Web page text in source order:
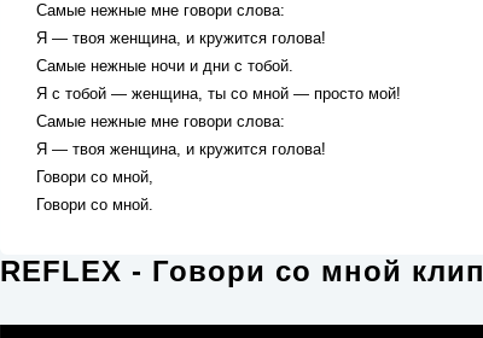
Самые нежные мне говори слова:
Я — твоя женщина, и кружится голова!
Самые нежные ночи и дни с тобой.
Я с тобой — женщина, ты со мной — просто мой!
Самые нежные мне говори слова:
Я — твоя женщина, и кружится голова!
Говори со мной,
Говори со мной.
REFLEX - Говори со мной клип